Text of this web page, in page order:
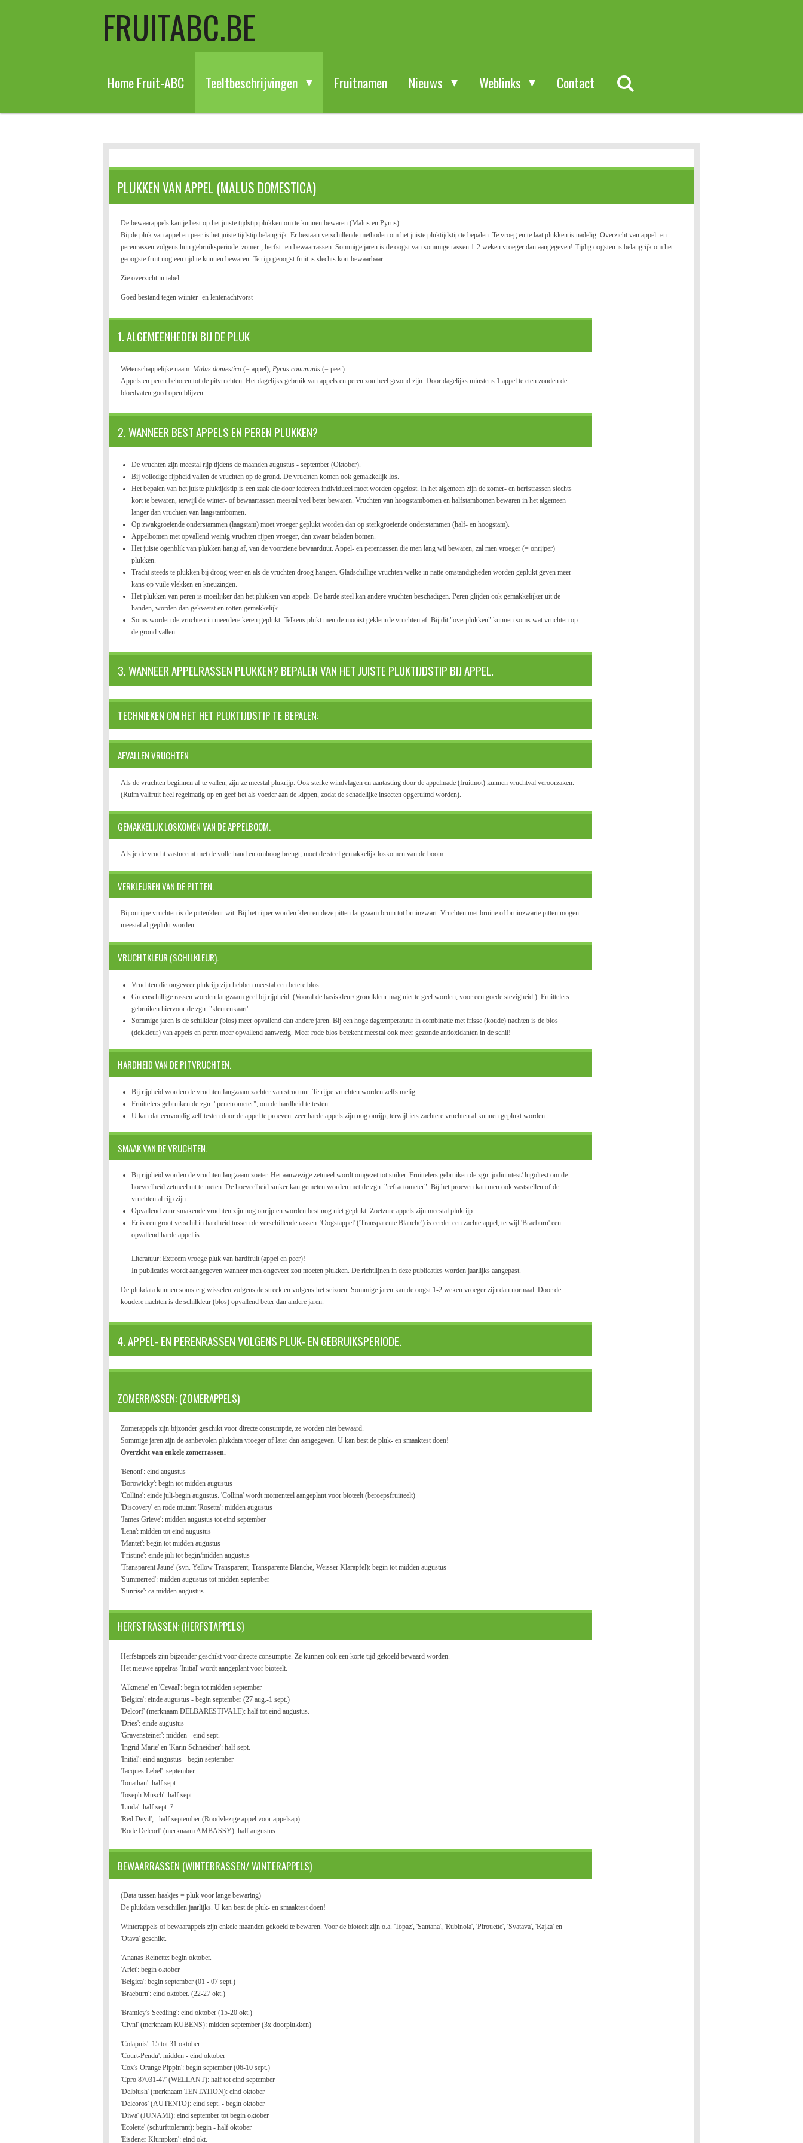
FRUITABC.BE
Home Fruit-ABC Teeltbeschrijvingen Fruitnamen Nieuws Weblinks Contact
PLUKKEN VAN APPEL (MALUS DOMESTICA)
De bewaarappels kan je best op het juiste tijdstip plukken om te kunnen bewaren (Malus en Pyrus).
Bij de pluk van appel en peer is het juiste tijdstip belangrijk. Er bestaan verschillende methoden om het juiste pluktijdstip te bepalen. Te vroeg en te laat plukken is nadelig. Overzicht van appel- en
perenrassen volgens hun gebruiksperiode: zomer-, herfst- en bewaarrassen. Sommige jaren is de oogst van sommige rassen 1-2 weken vroeger dan aangegeven! Tijdig oogsten is belangrijk om het
geoogste fruit nog een tijd te kunnen bewaren. Te rijp geoogst fruit is slechts kort bewaarbaar.
Zie overzicht in tabel..
Goed bestand tegen wiinter- en lentenachtvorst
1. ALGEMEENHEDEN BIJ DE PLUK
Wetenschappelijke naam: Malus domestica (= appel), Pyrus communis (= peer)
Appels en peren behoren tot de pitvruchten. Het dagelijks gebruik van appels en peren zou heel gezond zijn. Door dagelijks minstens 1 appel te eten zouden de
bloedvaten goed open blijven.
2. WANNEER BEST APPELS EN PEREN PLUKKEN?
De vruchten zijn meestal rijp tijdens de maanden augustus - september (Oktober).
Bij volledige rijpheid vallen de vruchten op de grond. De vruchten komen ook gemakkelijk los.
Het bepalen van het juiste pluktijdstip is een zaak die door iedereen individueel moet worden opgelost. In het algemeen zijn de zomer- en herfstrassen slechts
kort te bewaren, terwijl de winter- of bewaarrassen meestal veel beter bewaren. Vruchten van hoogstambomen en halfstambomen bewaren in het algemeen
langer dan vruchten van laagstambomen.
Op zwakgroeiende onderstammen (laagstam) moet vroeger geplukt worden dan op sterkgroeiende onderstammen (half- en hoogstam).
Appelbomen met opvallend weinig vruchten rijpen vroeger, dan zwaar beladen bomen.
Het juiste ogenblik van plukken hangt af, van de voorziene bewaarduur. Appel- en perenrassen die men lang wil bewaren, zal men vroeger (= onrijper)
plukken.
Tracht steeds te plukken bij droog weer en als de vruchten droog hangen. Gladschillige vruchten welke in natte omstandigheden worden geplukt geven meer
kans op vuile vlekken en kneuzingen.
Het plukken van peren is moeilijker dan het plukken van appels. De harde steel kan andere vruchten beschadigen. Peren glijden ook gemakkelijker uit de
handen, worden dan gekwetst en rotten gemakkelijk.
Soms worden de vruchten in meerdere keren geplukt. Telkens plukt men de mooist gekleurde vruchten af. Bij dit "overplukken" kunnen soms wat vruchten op
de grond vallen.
3. WANNEER APPELRASSEN PLUKKEN? BEPALEN VAN HET JUISTE PLUKTIJDSTIP BIJ APPEL.
TECHNIEKEN OM HET HET PLUKTIJDSTIP TE BEPALEN:
AFVALLEN VRUCHTEN
Als de vruchten beginnen af te vallen, zijn ze meestal plukrijp. Ook sterke windvlagen en aantasting door de appelmade (fruitmot) kunnen vruchtval veroorzaken.
(Ruim valfruit heel regelmatig op en geef het als voeder aan de kippen, zodat de schadelijke insecten opgeruimd worden).
GEMAKKELIJK LOSKOMEN VAN DE APPELBOOM.
Als je de vrucht vastneemt met de volle hand en omhoog brengt, moet de steel gemakkelijk loskomen van de boom.
VERKLEUREN VAN DE PITTEN.
Bij onrijpe vruchten is de pittenkleur wit. Bij het rijper worden kleuren deze pitten langzaam bruin tot bruinzwart. Vruchten met bruine of bruinzwarte pitten mogen
meestal al geplukt worden.
VRUCHTKLEUR (SCHILKLEUR).
Vruchten die ongeveer plukrijp zijn hebben meestal een betere blos.
Groenschillige rassen worden langzaam geel bij rijpheid. (Vooral de basiskleur/ grondkleur mag niet te geel worden, voor een goede stevigheid.). Fruittelers
gebruiken hiervoor de zgn. "kleurenkaart".
Sommige jaren is de schilkleur (blos) meer opvallend dan andere jaren. Bij een hoge dagtemperatuur in combinatie met frisse (koude) nachten is de blos
(dekkleur) van appels en peren meer opvallend aanwezig. Meer rode blos betekent meestal ook meer gezonde antioxidanten in de schil!
HARDHEID VAN DE PITVRUCHTEN.
Bij rijpheid worden de vruchten langzaam zachter van structuur. Te rijpe vruchten worden zelfs melig.
Fruittelers gebruiken de zgn. "penetrometer", om de hardheid te testen.
U kan dat eenvoudig zelf testen door de appel te proeven: zeer harde appels zijn nog onrijp, terwijl iets zachtere vruchten al kunnen geplukt worden.
SMAAK VAN DE VRUCHTEN.
Bij rijpheid worden de vruchten langzaam zoeter. Het aanwezige zetmeel wordt omgezet tot suiker. Fruittelers gebruiken de zgn. jodiumtest/ lugoltest om de
hoeveelheid zetmeel uit te meten. De hoeveelheid suiker kan gemeten worden met de zgn. "refractometer". Bij het proeven kan men ook vaststellen of de
vruchten al rijp zijn.
Opvallend zuur smakende vruchten zijn nog onrijp en worden best nog niet geplukt. Zoetzure appels zijn meestal plukrijp.
Er is een groot verschil in hardheid tussen de verschillende rassen. 'Oogstappel' ('Transparente Blanche') is eerder een zachte appel, terwijl 'Braeburn' een
opvallend harde appel is.
Literatuur: Extreem vroege pluk van hardfruit (appel en peer)!
In publicaties wordt aangegeven wanneer men ongeveer zou moeten plukken. De richtlijnen in deze publicaties worden jaarlijks aangepast.
De plukdata kunnen soms erg wisselen volgens de streek en volgens het seizoen. Sommige jaren kan de oogst 1-2 weken vroeger zijn dan normaal. Door de
koudere nachten is de schilkleur (blos) opvallend beter dan andere jaren.
4. APPEL- EN PERENRASSEN VOLGENS PLUK- EN GEBRUIKSPERIODE.
ZOMERRASSEN: (ZOMERAPPELS)
Zomerappels zijn bijzonder geschikt voor directe consumptie, ze worden niet bewaard.
Sommige jaren zijn de aanbevolen plukdata vroeger of later dan aangegeven. U kan best de pluk- en smaaktest doen!
Overzicht van enkele zomerrassen.
'Benoni': eind augustus
'Borowicky': begin tot midden augustus
'Collina': einde juli-begin augustus. 'Collina' wordt momenteel aangeplant voor bioteelt (beroepsfruitteelt)
'Discovery' en rode mutant 'Rosetta': midden augustus
'James Grieve': midden augustus tot eind september
'Lena': midden tot eind augustus
'Mantet': begin tot midden augustus
'Pristine': einde juli tot begin/midden augustus
'Transparent Jaune' (syn. Yellow Transparent, Transparente Blanche, Weisser Klarapfel): begin tot midden augustus
'Summerred': midden augustus tot midden september
'Sunrise': ca midden augustus
HERFSTRASSEN: (HERFSTAPPELS)
Herfstappels zijn bijzonder geschikt voor directe consumptie. Ze kunnen ook een korte tijd gekoeld bewaard worden.
Het nieuwe appelras 'Initial' wordt aangeplant voor bioteelt.
'Alkmene' en 'Cevaal': begin tot midden september
'Belgica': einde augustus - begin september (27 aug.-1 sept.)
'Delcorf' (merknaam DELBARESTIVALE): half tot eind augustus.
'Dries': einde augustus
'Gravensteiner': midden - eind sept.
'Ingrid Marie' en 'Karin Schneidner': half sept.
'Initial': eind augustus - begin september
'Jacques Lebel': september
'Jonathan': half sept.
'Joseph Musch': half sept.
'Linda': half sept. ?
'Red Devil', : half september (Roodvlezige appel voor appelsap)
'Rode Delcorf' (merknaam AMBASSY): half augustus
BEWAARRASSEN (WINTERRASSEN/ WINTERAPPELS)
(Data tussen haakjes = pluk voor lange bewaring)
De plukdata verschillen jaarlijks. U kan best de pluk- en smaaktest doen!
Winterappels of bewaarappels zijn enkele maanden gekoeld te bewaren. Voor de bioteelt zijn o.a. 'Topaz', 'Santana', 'Rubinola', 'Pirouette', 'Svatava', 'Rajka' en
'Otava' geschikt.
'Ananas Reinette: begin oktober.
'Arlet': begin oktober
'Belgica': begin september (01 - 07 sept.)
'Braeburn': eind oktober. (22-27 okt.)
'Bramley's Seedling': eind oktober (15-20 okt.)
'Civni' (merknaam RUBENS): midden september (3x doorplukken)
'Colapuis': 15 tot 31 oktober
'Court-Pendu': midden - eind oktober
'Cox's Orange Pippin': begin september (06-10 sept.)
'Cpro 87031-47' (WELLANT): half tot eind september
'Delblush' (merknaam TENTATION): eind oktober
'Delcoros' (AUTENTO): eind sept. - begin oktober
'Diwa' (JUNAMI): eind september tot begin oktober
'Ecolette' (schurfttolerant): begin - half oktober
'Eisdener Klumpken': eind okt.